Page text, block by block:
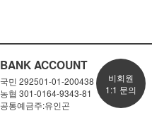
BANK ACCOUNT
국민 292501-01-200438
농협 301-0164-9343-81
공통예금주:유인곤
비회원
1:1 문의